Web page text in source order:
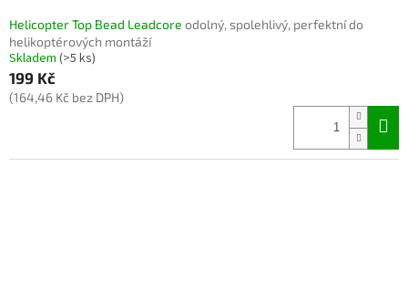
Helicopter Top Bead Leadcore odolný, spolehlivý, perfektní do
helikoptérových montáží
Skladem (>5 ks)
199 Kč
(164,46 Kč bez DPH)